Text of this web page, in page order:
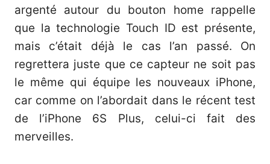
argenté autour du bouton home rappelle
que la technologie Touch ID est présente,
mais c’était déjà le cas l’an passé. On
regrettera juste que ce capteur ne soit pas
le même qui équipe les nouveaux iPhone,
car comme on l’abordait dans le récent test
de l’iPhone 6S Plus, celui-ci fait des
merveilles.